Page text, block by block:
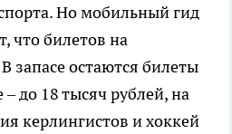
Но мобильный гид
что билетов на
запасе остаются билеты
до 18 тысяч рублей, на
керлингистов и хоккей